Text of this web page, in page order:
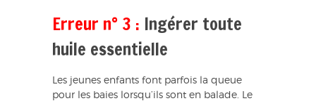
Erreur n° 3 : Ingérer toute
huile essentielle
Les jeunes enfants font parfois la queue
pour les baies lorsqu’ils sont en balade. Le